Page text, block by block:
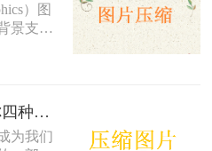
）图
景支持
小可能
文件传
的方
量的前
如何进行图片压缩？教你四种实用方法！
为我们